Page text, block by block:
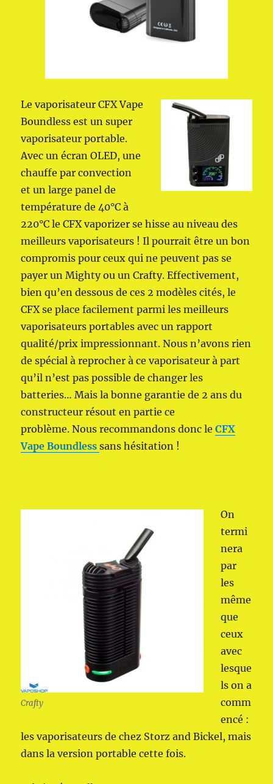
Le vaporisateur CFX Vape
Boundless est un super
vaporisateur portable.
Avec un écran OLED, une
chauffe par convection
et un large panel de
température de 40°C à
220°C le CFX vaporizer se hisse au niveau des
meilleurs vaporisateurs ! Il pourrait être un bon
compromis pour ceux qui ne peuvent pas se
payer un Mighty ou un Crafty. Effectivement,
bien qu’en dessous de ces 2 modèles cités, le
CFX se place facilement parmi les meilleurs
vaporisateurs portables avec un rapport
qualité/prix impressionnant. Nous n’avons rien
de spécial à reprocher à ce vaporisateur à part
qu’il n’est pas possible de changer les
batteries… Mais la bonne garantie de 2 ans du
constructeur résout en partie ce
problème. Nous recommandons donc leCFX
Vape Boundlesssans hésitation !
Crafty
On
termi
nera
par
les
même
que
ceux
avec
lesque
ls on a
comm
encé :
les vaporisateurs de chez Storz and Bickel, mais
dans la version portable cette fois.